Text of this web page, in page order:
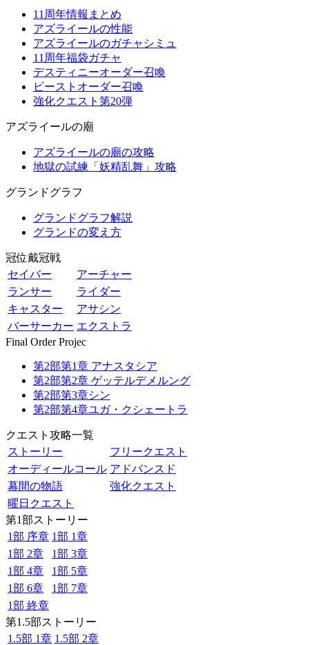
11周年情報まとめ
アズライールの性能
アズライールのガチャシミュ
11周年福袋ガチャ
デスティニーオーダー召喚
ビーストオーダー召喚
強化クエスト第20弾
アズライールの廟
アズライールの廟の攻略
地獄の試練「妖精乱舞」攻略
グランドグラフ
グランドグラフ解説
グランドの変え方
冠位戴冠戦
セイバー
アーチャー
ランサー
ライダー
キャスター
アサシン
バーサーカー エクストラ
Final Order Projec
第2部第1章 アナスタシア
第2部第2章 ゲッテルデメルング
第2部第3章シン
第2部第4章ユガ・クシェートラ
クエスト攻略一覧
ストーリー
フリークエスト
オーディールコール アドバンスド
幕間の物語
強化クエスト
曜日クエスト
第1部ストーリー
1部 序章 1部 1章
1部 2章
1部 3章
1部 4章
1部 5章
1部 6章
1部 7章
1部 終章
第1.5部ストーリー
1.5部 1章 1.5部 2章